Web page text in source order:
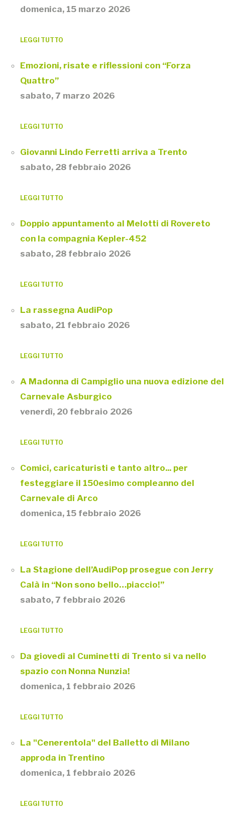
domenica, 15 marzo 2026
LEGGI TUTTO
Emozioni, risate e riflessioni con “Forza
Quattro”
sabato, 7 marzo 2026
LEGGI TUTTO
Giovanni Lindo Ferretti arriva a Trento
sabato, 28 febbraio 2026
LEGGI TUTTO
Doppio appuntamento al Melotti di Rovereto
con la compagnia Kepler-452
sabato, 28 febbraio 2026
LEGGI TUTTO
La rassegna AudiPop
sabato, 21 febbraio 2026
LEGGI TUTTO
A Madonna di Campiglio una nuova edizione del
Carnevale Asburgico
venerdì, 20 febbraio 2026
LEGGI TUTTO
Comici, caricaturisti e tanto altro... per
festeggiare il 150esimo compleanno del
Carnevale di Arco
domenica, 15 febbraio 2026
LEGGI TUTTO
La Stagione dell’AudiPop prosegue con Jerry
Calà in “Non sono bello…piaccio!”
sabato, 7 febbraio 2026
LEGGI TUTTO
Da giovedì al Cuminetti di Trento si va nello
spazio con Nonna Nunzia!
domenica, 1 febbraio 2026
LEGGI TUTTO
La "Cenerentola" del Balletto di Milano
approda in Trentino
domenica, 1 febbraio 2026
LEGGI TUTTO